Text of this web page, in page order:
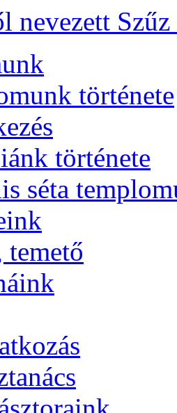
nevezett
története
története
séta